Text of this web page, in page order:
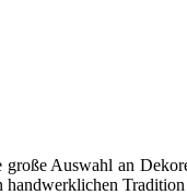
Auswahl an
handwerklichen